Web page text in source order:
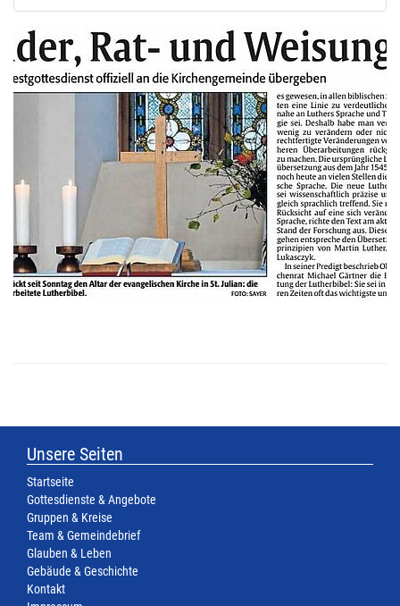
Unsere Seiten
Startseite
Gottesdienste & Angebote
Gruppen & Kreise
Team & Gemeindebrief
Glauben & Leben
Gebäude & Geschichte
Kontakt